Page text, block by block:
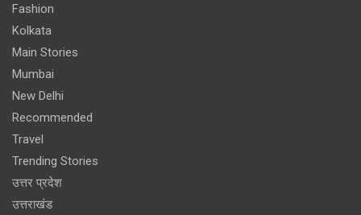
Fashion
Kolkata
Main Stories
Mumbai
New Delhi
Recommended
Travel
Trending Stories
उत्तर प्रदेश
उत्तराखंड